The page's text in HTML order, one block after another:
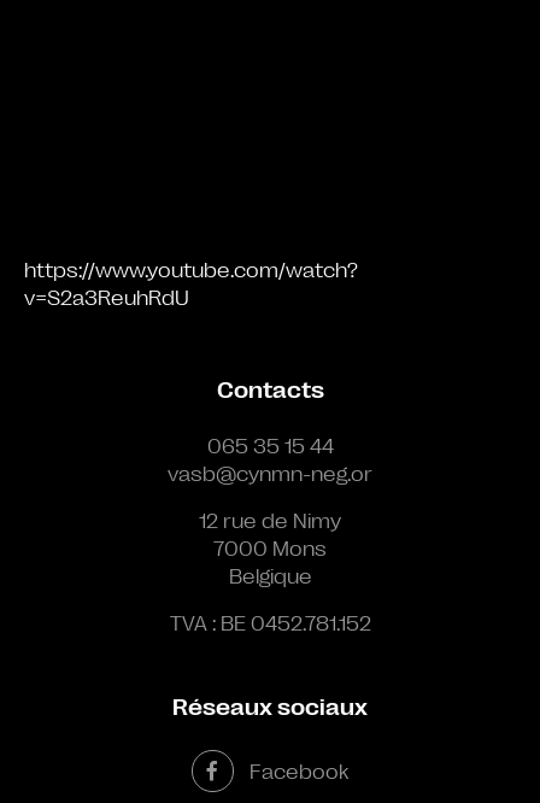
https://www.youtube.com/watch?
v=S2a3ReuhRdU
Contacts
065 35 15 44
vasb@cynmn-neg.or
12 rue de Nimy
7000 Mons
Belgique
TVA : BE 0452.781.152
Réseaux sociaux
Facebook